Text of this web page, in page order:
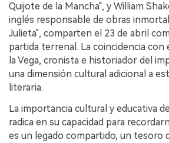
Quijote de la Mancha", y William
inglés responsable de obras
Julieta", comparten el 23 de abril
partida terrenal. La coincidencia con
la Vega, cronista e historiador del
una dimensión cultural adicional a
literaria.
La importancia cultural y educativa
radica en su capacidad para
es un legado compartido, un tesoro